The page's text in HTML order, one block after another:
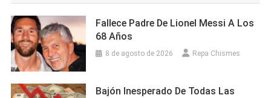
Fallece Padre De Lionel Messi A Los
68 Años
8 de agosto de 2026 Repa Chismes
Bajón Inesperado De Todas Las